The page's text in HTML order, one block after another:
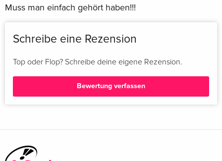
Muss man einfach gehört haben!!!
Schreibe eine Rezension
Top oder Flop? Schreibe deine eigene Rezension.
Bewertung verfassen